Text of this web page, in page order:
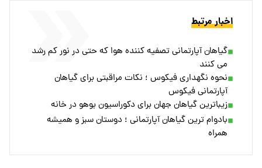
اخبار مرتبط
گیاهان آپارتمانی تصفیه کننده هوا که حتی در نور کم رشد
می کنند
نحوه نگهداری فیکوس ؛ نکات مراقبتی برای گیاهان
آپارتمانی فیکوس
زیباترین گیاهان جهان برای دکوراسیون بوهو در خانه
بادوام ترین گیاهان آپارتمانی ؛ دوستان سبز و همیشه
همراه